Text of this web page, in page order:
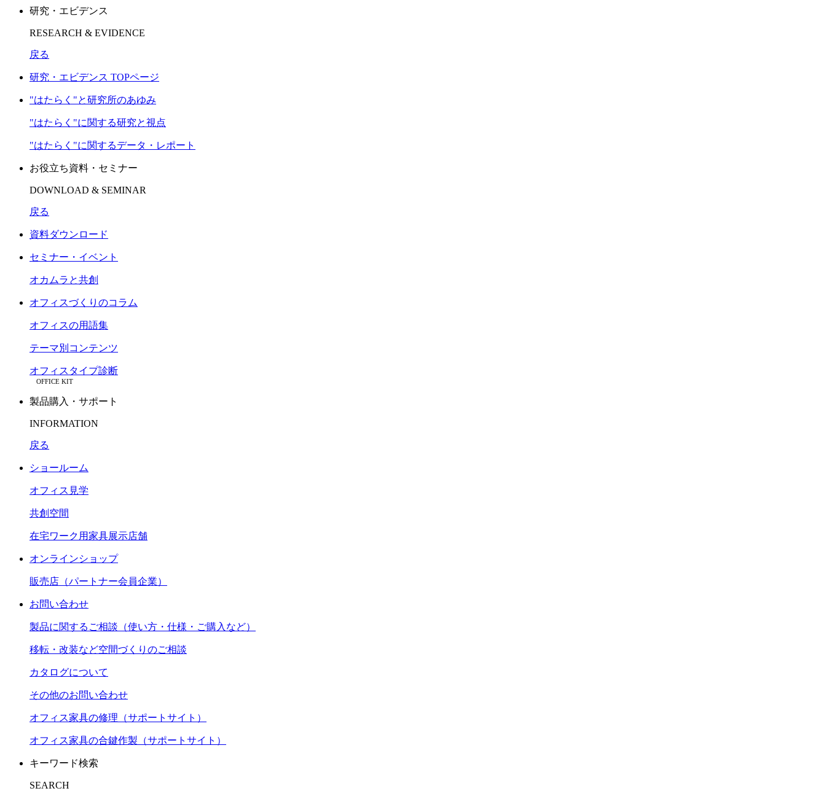
研究・エビデンス
RESEARCH & EVIDENCE
戻る
研究・エビデンス TOPページ
"はたらく"と研究所のあゆみ
"はたらく"に関する研究と視点
"はたらく"に関するデータ・レポート
お役立ち資料・セミナー
DOWNLOAD & SEMINAR
戻る
資料ダウンロード
セミナー・イベント
オカムラと共創
オフィスづくりのコラム
オフィスの用語集
テーマ別コンテンツ
オフィスタイプ診断
OFFICE KIT
製品購入・サポート
INFORMATION
戻る
ショールーム
オフィス見学
共創空間
在宅ワーク用家具展示店舗
オンラインショップ
販売店（パートナー会員企業）
お問い合わせ
製品に関するご相談（使い方・仕様・ご購入など）
移転・改装など空間づくりのご相談
カタログについて
その他のお問い合わせ
オフィス家具の修理（サポートサイト）
オフィス家具の合鍵作製（サポートサイト）
キーワード検索
SEARCH